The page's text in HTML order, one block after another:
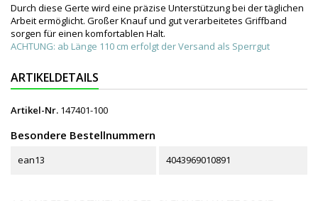
Durch diese Gerte wird eine präzise Unterstützung bei der täglichen
Arbeit ermöglicht. Großer Knauf und gut verarbeitetes Griffband
sorgen für einen komfortablen Halt.
ACHTUNG: ab Länge 110 cm erfolgt der Versand als Sperrgut
ARTIKELDETAILS
Artikel-Nr. 147401-100
Besondere Bestellnummern
ean13 4043969010891